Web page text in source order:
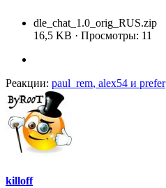
dle_chat_1.0_orig_RUS.zip
16,5 KB · Просмотры: 11
Реакции: paul_rem, alex54 и prefer
killoff